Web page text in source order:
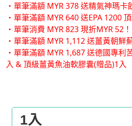
・單筆滿額 MYR 378 送精氣神瑪卡
・單筆滿額 MYR 640 送EPA 1200
・單筆消費 MYR 823 現折MYR 52！
・單筆滿額 MYR 1,112 送薑黃朝鮮
・單筆滿額 MYR 1,687 送德國專利
入 & 頂級薑黃魚油軟膠囊(贈品)1入
1入